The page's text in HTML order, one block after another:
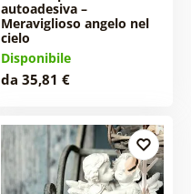
autoadesiva –
Meraviglioso angelo nel
cielo
Disponibile
da 35,81 €